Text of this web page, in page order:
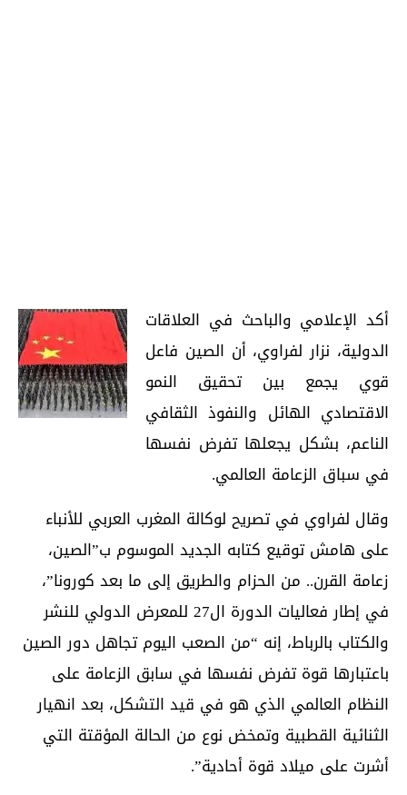
أكد الإعلامي والباحث في العلاقات
الدولية، نزار لفراوي، أن الصين فاعل
قوي يجمع بين تحقيق النمو
الاقتصادي الهائل والنفوذ الثقافي
الناعم، بشكل يجعلها تفرض نفسها
في سباق الزعامة العالمي.
وقال لفراوي في تصريح لوكالة المغرب العربي للأنباء
على هامش توقيع كتابه الجديد الموسوم ب”الصين،
زعامة القرن.. من الحزام والطريق إلى ما بعد كورونا”،
في إطار فعاليات الدورة ال27 للمعرض الدولي للنشر
والكتاب بالرباط، إنه “من الصعب اليوم تجاهل دور الصين
باعتبارها قوة تفرض نفسها في سابق الزعامة على
النظام العالمي الذي هو في قيد التشكل، بعد انهيار
الثنائية القطبية وتمخض نوع من الحالة المؤقتة التي
أشرت على ميلاد قوة أحادية”.